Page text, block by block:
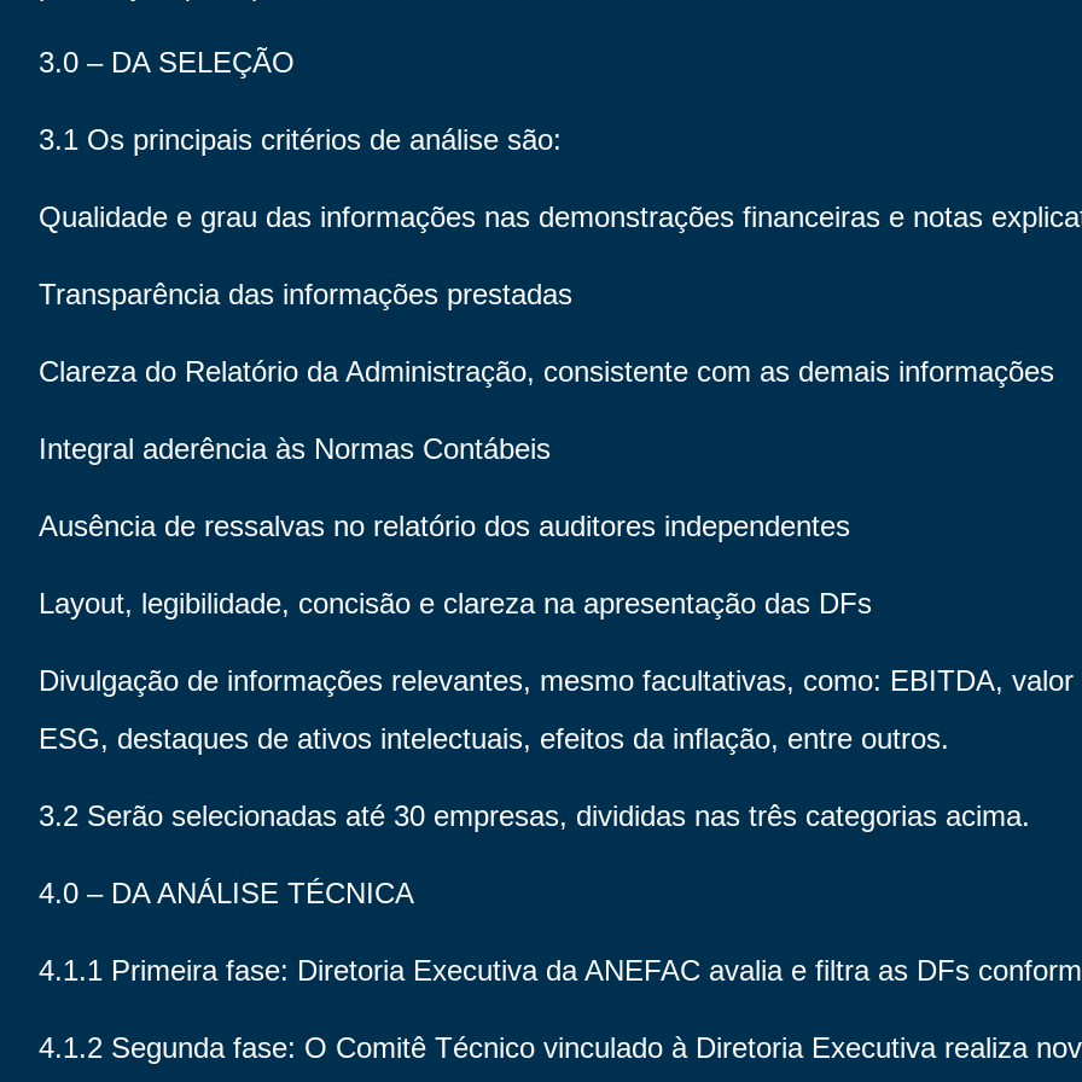
3.0 – DA SELEÇÃO
3.1 Os principais critérios de análise são:
Qualidade e grau das informações nas demonstrações financeiras e notas
Transparência das informações prestadas
Clareza do Relatório da Administração, consistente com as demais informações
Integral aderência às Normas Contábeis
Ausência de ressalvas no relatório dos auditores independentes
Layout, legibilidade, concisão e clareza na apresentação das DFs
Divulgação de informações relevantes, mesmo facultativas, como: EBITDA,
ESG, destaques de ativos intelectuais, efeitos da inflação, entre outros.
3.2 Serão selecionadas até 30 empresas, divididas nas três categorias acima.
4.0 – DA ANÁLISE TÉCNICA
4.1.1 Primeira fase: Diretoria Executiva da ANEFAC avalia e filtra as DFs
4.1.2 Segunda fase: O Comitê Técnico vinculado à Diretoria Executiva realiza